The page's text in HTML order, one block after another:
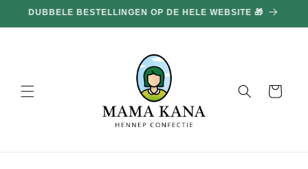
doorgaan
naar
DUBBELE BESTELLINGEN OP DE HELE WEBSITE 🎁
Mand